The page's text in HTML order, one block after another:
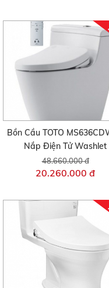
Bồn Cầu TOTO
Nắp Điện Tử Washlet
48.660.000 đ
20.260.000 đ